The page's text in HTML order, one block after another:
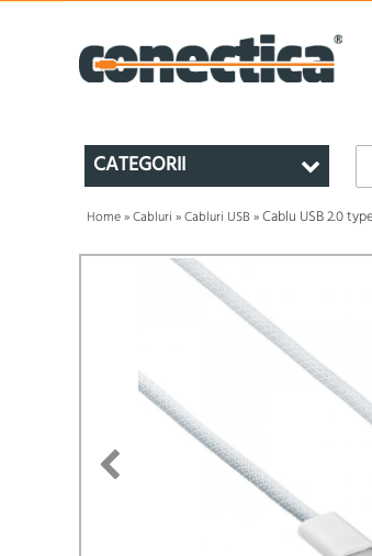
CATEGORII
Home»Cabluri »Cabluri USB »Cablu USB 2.0